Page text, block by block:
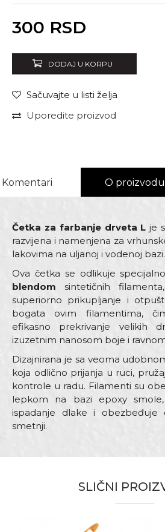
300 RSD
DODAJ U KORPU
Sačuvajte u listi želja
Uporedite proizvod
Komentari O proizvodu
Četka za farbanje drveta L je
razvijena i namenjena za
lakovima na uljanoj i vodenoj bazi.
Ova četka se odlikuje
blendom sintetičnih
superiorno prikupljanje i
bogata ovim filamentima,
efikasno prekrivanje velikih
izuzetnim nanosom boje i
Dizajnirana je sa veoma
koja odlično prijanja u ruci,
kontrole u radu. Filamenti su
lepkom na bazi epoxy
ispadanje dlake i obezbeđuje
smetnji.
farbanje drveta
Braon
2,5” x 21mm
SLIČNI